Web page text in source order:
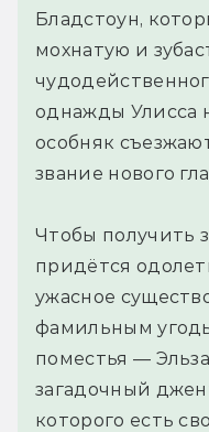
Бладстоун,
мохнатую и
однажды Улисса
особняк
звание нового
Чтобы получить
придётся
ужасное
фамильным
поместья —
загадочный
которого есть